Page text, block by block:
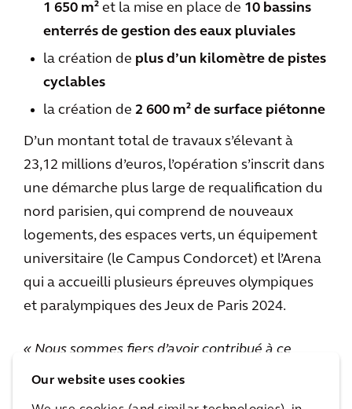
Our website uses cookies
1 650 m² et la mise en place de 10 bassins
enterrés de gestion des eaux pluviales
la création de plus d’un kilomètre de pistes
cyclables
la création de 2 600 m² de surface piétonne
D’un montant total de travaux s’élevant à
23,12 millions d’euros, l’opération s’inscrit dans
une démarche plus large de requalification du
nord parisien, qui comprend de nouveaux
logements, des espaces verts, un équipement
universitaire (le Campus Condorcet) et l’Arena
qui a accueilli plusieurs épreuves olympiques
et paralympiques des Jeux de Paris 2024.
« Nous sommes fiers d’avoir contribué à ce
projet structurant, qui transforme durablement